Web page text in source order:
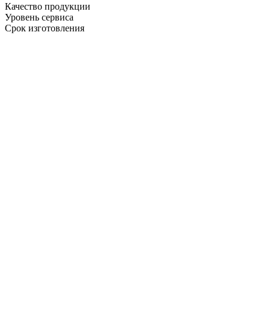
Качество продукции
Уровень сервиса
Срок изготовления